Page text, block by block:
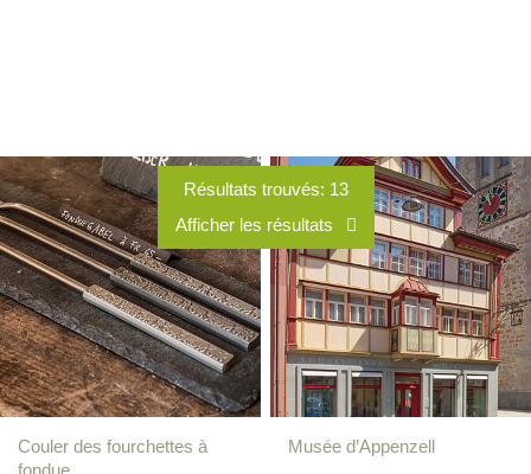
Résultats trouvés: 13
Afficher les résultats
Couler des fourchettes à
fondue
Musée d’Appenzell